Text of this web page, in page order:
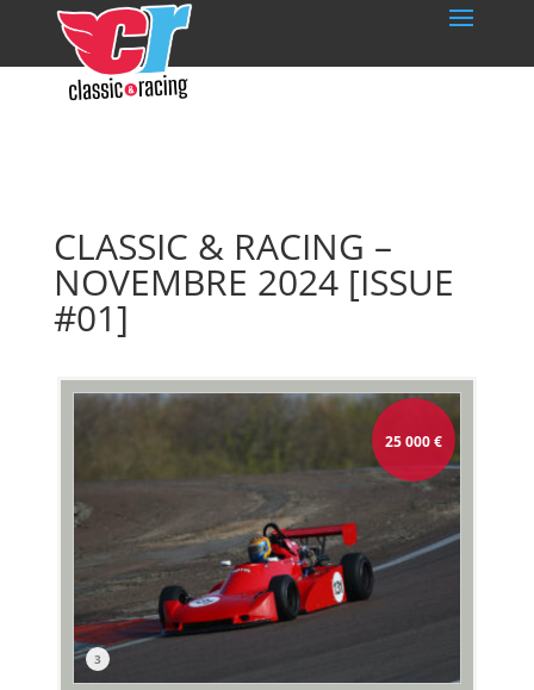
CLASSIC & RACING –
NOVEMBRE 2024 [ISSUE
#01]
25 000€
3